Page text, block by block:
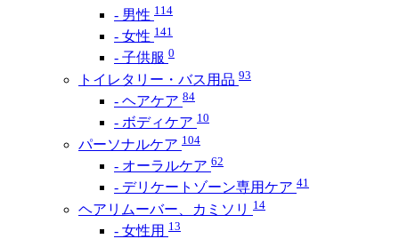
- 男性 114
- 女性 141
- 子供服 0
トイレタリー・バス用品 93
- ヘアケア 84
- ボディケア 10
パーソナルケア 104
- オーラルケア 62
- デリケートゾーン専用ケア 41
ヘアリムーバー、カミソリ 14
- 女性用 13